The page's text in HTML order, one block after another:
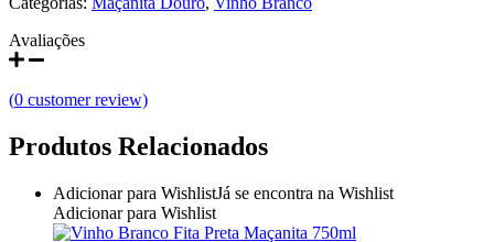
Quinta do Crasto
Quinta Do Noval Douro
Quinta Do Paral Alentejo
Avaliações
(0 customer review)
Produtos Relacionados
Adicionar para WishlistJá se encontra na Wishlist
Adicionar para Wishlist